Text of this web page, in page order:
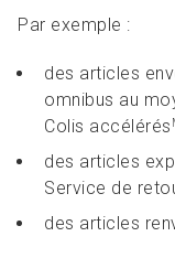
Par exemple :
des articles
omnibus au
Colis accélérés
des articles
Service de
des articles